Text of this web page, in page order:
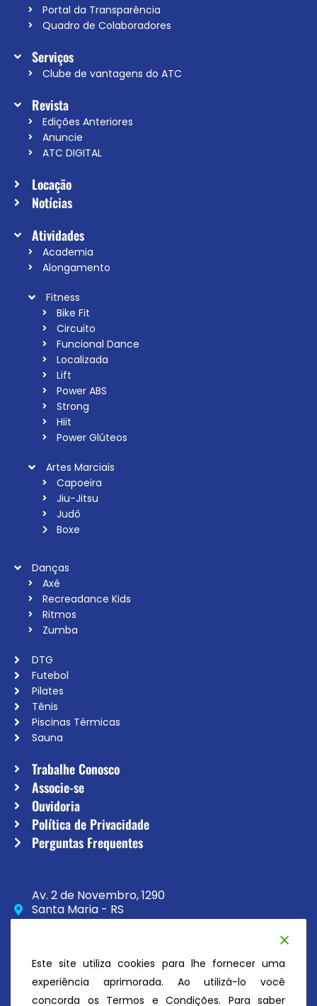
Portal da Transparência
Quadro de Colaboradores
Serviços
Clube de vantagens do ATC
Revista
Edições Anteriores
Anuncie
ATC DIGITAL
Locação
Notícias
Atividades
Academia
Alongamento
Fitness
Bike Fit
Circuito
Funcional Dance
Localizada
Lift
Power ABS
Strong
Hiit
Power Glúteos
Artes Marciais
Capoeira
Jiu-Jitsu
Judô
Boxe
Danças
Axé
Recreadance Kids
Ritmos
Zumba
DTG
Futebol
Pilates
Tênis
Piscinas Térmicas
Sauna
Trabalhe Conosco
Associe-se
Ouvidoria
Política de Privacidade
Perguntas Frequentes
Av. 2 de Novembro, 1290
Santa Maria - RS
CEP 97020-230
secretaria@atc.esp.br
Este site utiliza cookies para lhe fornecer uma
experiência aprimorada. Ao utilizá-lo você
concorda os Termos e Condições. Para saber